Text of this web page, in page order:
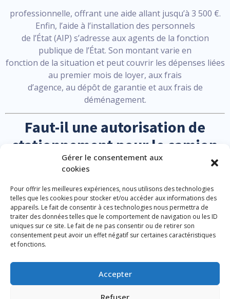
Gérer le consentement aux
cookies
Pour offrir les meilleures expériences, nous utilisons des technologies
telles que les cookies pour stocker et/ou accéder aux informations des
appareils. Le fait de consentir à ces technologies nous permettra de
traiter des données telles que le comportement de navigation ou les ID
uniques sur ce site. Le fait de ne pas consentir ou de retirer son
consentement peut avoir un effet négatif sur certaines caractéristiques
et fonctions.
Accepter
Refuser
professionnelle, offrant une aide allant jusqu’à 3 500 €.
Enfin, l’aide à l’installation des personnels
de l’État (AIP) s’adresse aux agents de la fonction
publique de l’État. Son montant varie en
fonction de la situation et peut couvrir les dépenses liées
au premier mois de loyer, aux frais
d’agence, au dépôt de garantie et aux frais de
déménagement.
Faut-il une autorisation de
stationnement pour le camion
de déménagement ?
Dans la ville de Lille mais également dans d’autres
communes Nordistes, il est essentiel de
soumettre une demande d’occupation temporaire de
l’espace public pour les déménagements, la
demande doit être déposée au plus tard 10 jours ouvrés
avant la date prévue auprès des services
de la mairie. Pour les déménagements effectués par des
particuliers sans perturbation de la
circulation, un permis de stationnement suffit, sinon,